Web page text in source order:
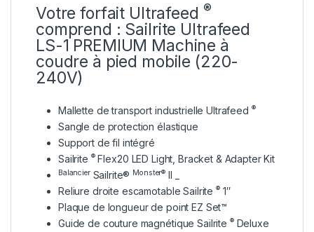
Votre forfait Ultrafeed ®
comprend : Sailrite Ultrafeed
LS-1 PREMIUM Machine à
coudre à pied mobile (220-
240V)
Mallette de transport industrielle Ultrafeed ®
Sangle de protection élastique
Support de fil intégré
Sailrite ®Flex20 LED Light, Bracket & Adapter Kit
BalancierSailrite® Monster® II _
Reliure droite escamotable Sailrite ®1″
Plaque de longueur de point EZ Set™
Guide de couture magnétique Sailrite ®Deluxe